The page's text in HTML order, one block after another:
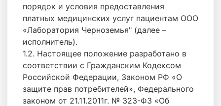
порядок и условия предоставления
платных медицинских услуг пациентам ООО
«Лаборатория Черноземья" (далее –
исполнитель).
1.2. Настоящее положение разработано в
соответствии с Гражданским Кодексом
Российской Федерации, Законом РФ «О
защите прав потребителей», Федерального
законом от 21.11.2011г. № 323-ФЗ «Об